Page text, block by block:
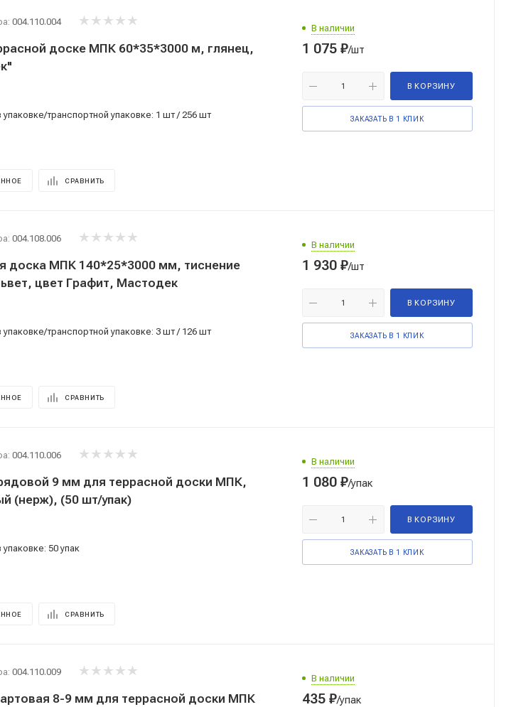
004.110.004
доске МПК 60*35*3000 м, глянец,
транспортной упаковке: 1 шт / 256 шт
СРАВНИТЬ
В наличии
1 075 ₽/шт
В КОРЗИНУ
ЗАКАЗАТЬ В 1 КЛИК
004.108.006
доска МПК 140*25*3000 мм, тиснение
цвет Графит, Мастодек
транспортной упаковке: 3 шт / 126 шт
СРАВНИТЬ
В наличии
1 930 ₽/шт
В КОРЗИНУ
ЗАКАЗАТЬ В 1 КЛИК
004.110.006
9 мм для террасной доски МПК,
(нерж), (50 шт/упак)
50 упак
СРАВНИТЬ
В наличии
1 080 ₽/упак
В КОРЗИНУ
ЗАКАЗАТЬ В 1 КЛИК
004.110.009
8-9 мм для террасной доски МПК
В наличии
435 ₽/упак